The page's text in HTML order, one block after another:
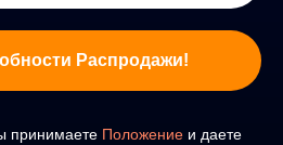
Распродажи!
принимаете Положениеи даете